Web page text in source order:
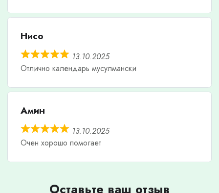
Нисо
13.10.2025
Отлично календарь мусулмански
Амин
13.10.2025
Очен хорошо помогает
Оставьте ваш отзыв